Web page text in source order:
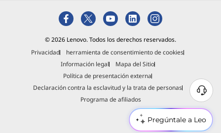
Pregúntale a Leo
© 2026 Lenovo. Todos los derechos reservados.
Privacidad
herramienta de consentimiento de cookies
Información legal
Mapa del Sitio
Política de presentación externa
Declaración contra la esclavitud y la trata de personas
Programa de afiliados